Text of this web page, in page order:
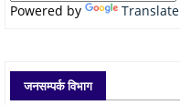
Powered by Translate
जनसम्पर्क विभाग